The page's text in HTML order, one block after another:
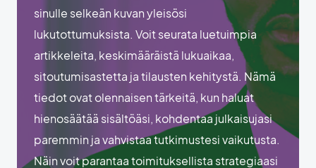
sinulle selkeän kuvan yleisösi
lukutottumuksista. Voit seurata luetuimpia
artikkeleita, keskimääräistä lukuaikaa,
sitoutumisastetta ja tilausten kehitystä. Nämä
tiedot ovat olennaisen tärkeitä, kun haluat
hienosäätää sisältöäsi, kohdentaa julkaisujasi
paremmin ja vahvistaa tutkimustesi vaikutusta.
Näin voit parantaa toimituksellista strategiaasi